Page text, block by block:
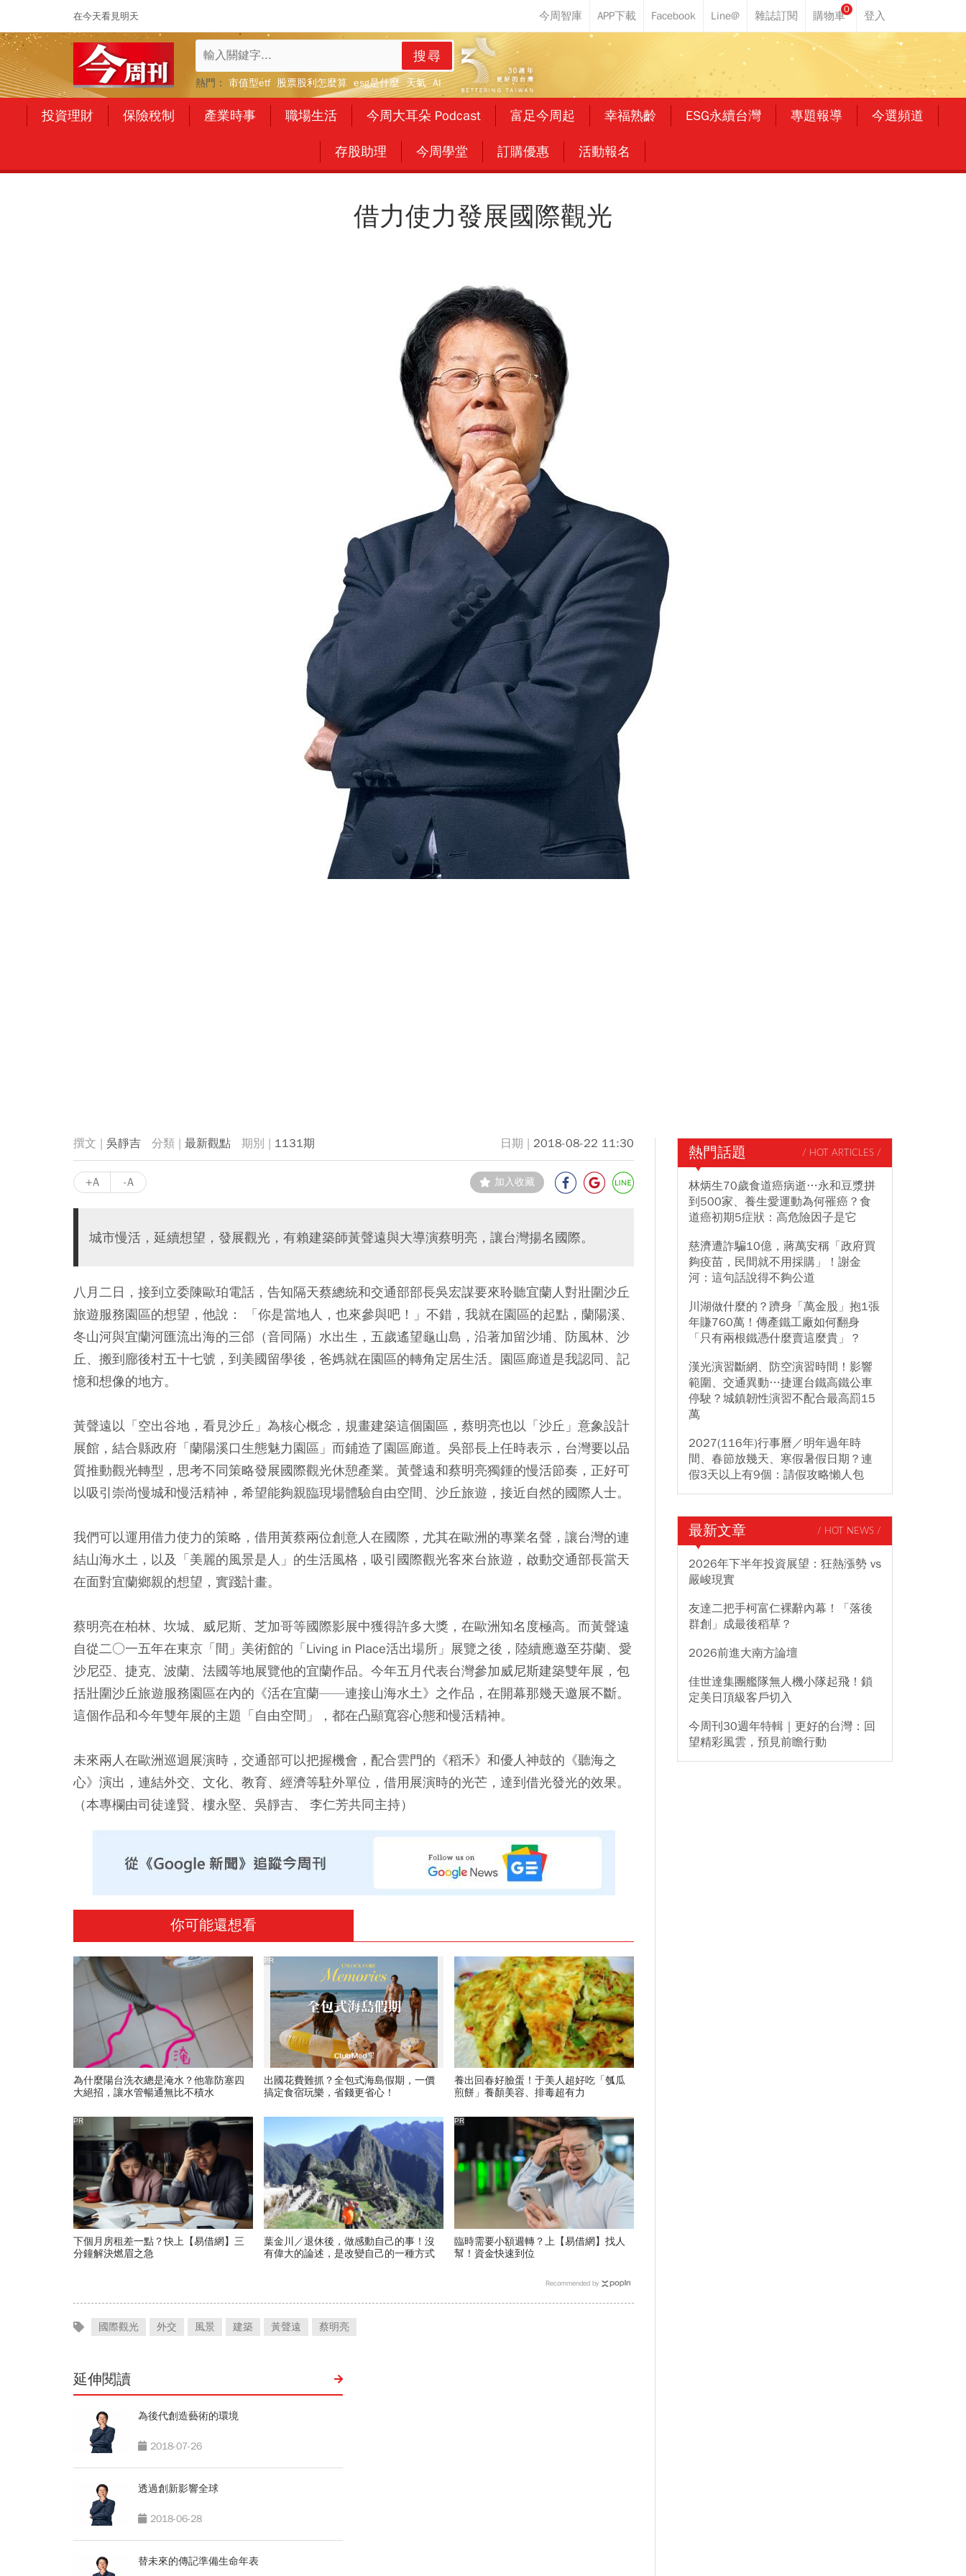
在今天看見明天
0
搜尋
熱門： 市值型etf 股票股利怎麼算 esg是什麼 天氣 AI
投資理財 保險稅制 產業時事 職場生活 今周大耳朵 Podcast 富足今周起 幸福熟齡 ESG永續台灣 專題報導 今選頻道
存股助理 今周學堂 訂購優惠 活動報名
借力使力發展國際觀光
吳靜吉 最新觀點 1131期 2018-08-22 11:30
+A -A 加入收藏
城市慢活，延續想望，發展觀光，有賴建築師黃聲遠與大導演蔡明亮，讓台灣揚名國際。
八月二日，接到立委陳歐珀電話，告知隔天蔡總統和交通部部長吳宏謀要來聆聽宜蘭人對壯圍沙丘
旅遊服務園區的想望，他說： 「你是當地人，也來參與吧！」不錯，我就在園區的起點，蘭陽溪、
冬山河與宜蘭河匯流出海的三郃（音同隔）水出生，五歲遙望龜山島，沿著加留沙埔、防風林、沙
丘、搬到廍後村五十七號，到美國留學後，爸媽就在園區的轉角定居生活。園區廊道是我認同、記
憶和想像的地方。
黃聲遠以「空出谷地，看見沙丘」為核心概念，規畫建築這個園區，蔡明亮也以「沙丘」意象設計
展館，結合縣政府「蘭陽溪口生態魅力園區」而鋪造了園區廊道。吳部長上任時表示，台灣要以品
質推動觀光轉型，思考不同策略發展國際觀光休憩產業。黃聲遠和蔡明亮獨鍾的慢活節奏，正好可
以吸引崇尚慢城和慢活精神，希望能夠親臨現場體驗自由空間、沙丘旅遊，接近自然的國際人士。
我們可以運用借力使力的策略，借用黃蔡兩位創意人在國際，尤其在歐洲的專業名聲，讓台灣的連
結山海水土，以及「美麗的風景是人」的生活風格，吸引國際觀光客來台旅遊，啟動交通部長當天
在面對宜蘭鄉親的想望，實踐計畫。
蔡明亮在柏林、坎城、威尼斯、芝加哥等國際影展中獲得許多大獎，在歐洲知名度極高。而黃聲遠
自從二○一五年在東京「間」美術館的「Living in Place活出場所」展覽之後，陸續應邀至芬蘭、愛
沙尼亞、捷克、波蘭、法國等地展覽他的宜蘭作品。今年五月代表台灣參加威尼斯建築雙年展，包
括壯圍沙丘旅遊服務園區在內的《活在宜蘭——連接山海水土》之作品，在開幕那幾天邀展不斷。
這個作品和今年雙年展的主題「自由空間」，都在凸顯寬容心態和慢活精神。
未來兩人在歐洲巡迴展演時，交通部可以把握機會，配合雲門的《稻禾》和優人神鼓的《聽海之
心》演出，連結外交、文化、教育、經濟等駐外單位，借用展演時的光芒，達到借光發光的效果。
（本專欄由司徒達賢、樓永堅、吳靜吉、 李仁芳共同主持）
你可能還想看
為什麼陽台洗衣總是淹水？他靠防塞四
大絕招，讓水管暢通無比不積水
出國花費難抓？全包式海島假期，一價
搞定食宿玩樂，省錢更省心！
PR
養出回春好臉蛋！于美人超好吃「瓠瓜
煎餅」養顏美容、排毒超有力
下個月房租差一點？快上【易借網】三
分鐘解決燃眉之急
PR
葉金川／退休後，做感動自己的事！沒
有偉大的論述，是改變自己的一種方式
臨時需要小額週轉？上【易借網】找人
幫！資金快速到位
PR
Recommended by
國際觀光 外交 風景 建築 黃聲遠 蔡明亮
延伸閱讀
為後代創造藝術的環境
2018-07-26
透過創新影響全球
2018-06-28
替未來的傳記準備生命年表
熱門話題 / HOT ARTICLES /
林炳生70歲食道癌病逝…永和豆漿拼
到500家、養生愛運動為何罹癌？食
道癌初期5症狀：高危險因子是它
慈濟遭詐騙10億，蔣萬安稱「政府買
夠疫苗，民間就不用採購」！謝金
河：這句話說得不夠公道
川湖做什麼的？躋身「萬金股」抱1張
年賺760萬！傳產鐵工廠如何翻身
「只有兩根鐵憑什麼賣這麼貴」？
漢光演習斷網、防空演習時間！影響
範圍、交通異動…捷運台鐵高鐵公車
停駛？城鎮韌性演習不配合最高罰15
萬
2027(116年)行事曆／明年過年時
間、春節放幾天、寒假暑假日期？連
假3天以上有9個：請假攻略懶人包
最新文章 / HOT NEWS /
2026年下半年投資展望：狂熱漲勢 vs
嚴峻現實
友達二把手柯富仁裸辭內幕！「落後
群創」成最後稻草？
2026前進大南方論壇
佳世達集團艦隊無人機小隊起飛！鎖
定美日頂級客戶切入
今周刊30週年特輯｜更好的台灣：回
望精彩風雲，預見前瞻行動